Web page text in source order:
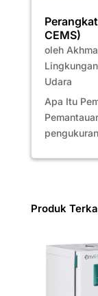
CEMS)
oleh
Lingkungan
Udara
Apa Itu
Produk